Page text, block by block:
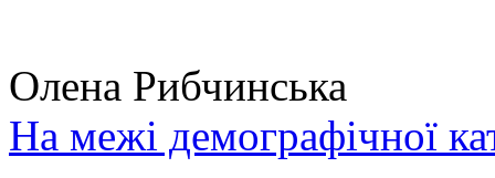
Олена Рибчинська
На межі демографічної